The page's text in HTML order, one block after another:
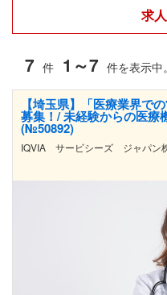
求
7 件 1～7 件を表示中。
【埼玉県】「医療業界で
募集！/ 未経験からの医療
(№50892)
IQVIA サービシーズ ジャパン